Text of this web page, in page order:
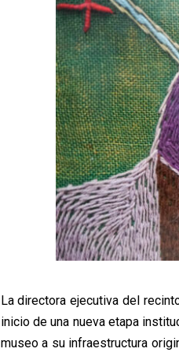
La directora ejecutiva del
inicio de una nueva etapa
museo a su infraestructura